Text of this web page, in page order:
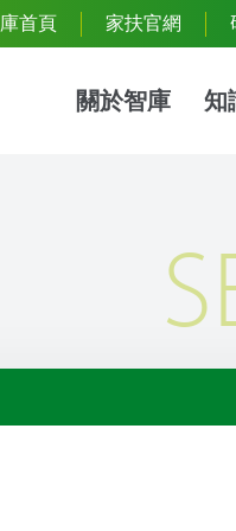
首頁 家扶官網
關於智庫 知